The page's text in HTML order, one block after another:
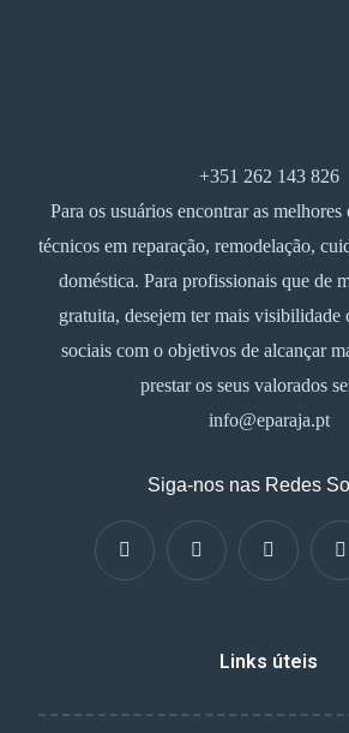
+351 262 143 826
Para os usuários encontrar as melhores
técnicos em reparação, remodelação,
doméstica. Para profissionais que de
gratuita, desejem ter mais visibilidade
sociais com o objetivos de alcançar
prestar os seus valorados
info@eparaja.pt
Siga-nos nas Redes
Links úteis